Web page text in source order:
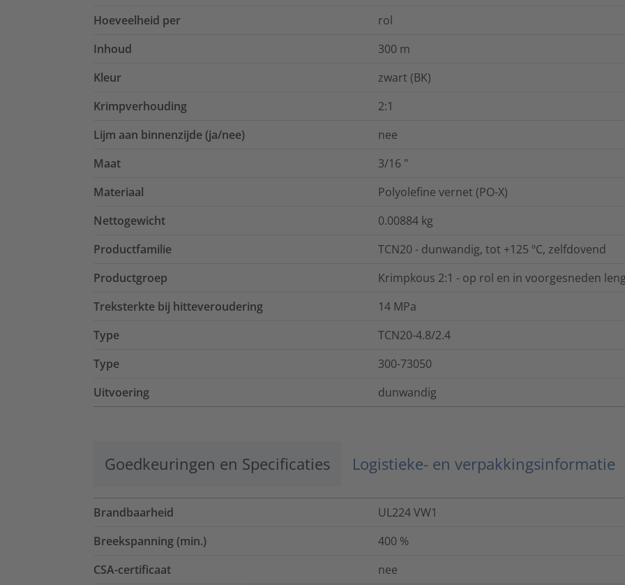
Hoeveelheid per
rol
Inhoud
300 m
Kleur
zwart (BK)
Krimpverhouding
2:1
Lijm aan binnenzijde (ja/nee)
nee
Maat
3/16 "
Materiaal
Polyolefine vernet (PO-X)
Nettogewicht
0.00884 kg
Productfamilie
TCN20 - dunwandig, tot +125 ºC, zelfdovend
Productgroep
Krimpkous 2:1 - op rol en in voorgesneden
Treksterkte bij hitteveroudering
14 MPa
Type
TCN20-4.8/2.4
Type
300-73050
Uitvoering
dunwandig
Goedkeuringen en Specificaties Logistieke- en verpakkingsinformatie
Brandbaarheid
UL224 VW1
Breekspanning (min.)
400 %
CSA-certificaat
nee